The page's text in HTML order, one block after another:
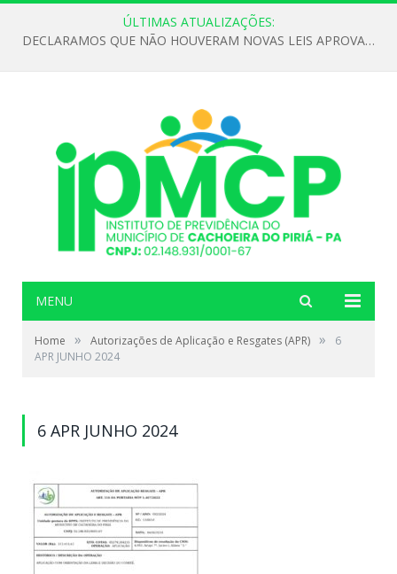
ÚLTIMAS ATUALIZAÇÕES:
DECLARAMOS QUE NÃO HOUVERAM NOVAS LEIS APROVADAS ATÉ O MOMENTO PARA O INSTITUTO DE PREVIDÊNCIA NO ANO DE 2026
MENU
Home » Autorizações de Aplicação e Resgates (APR) »
6
APR JUNHO 2024
6 APR JUNHO 2024